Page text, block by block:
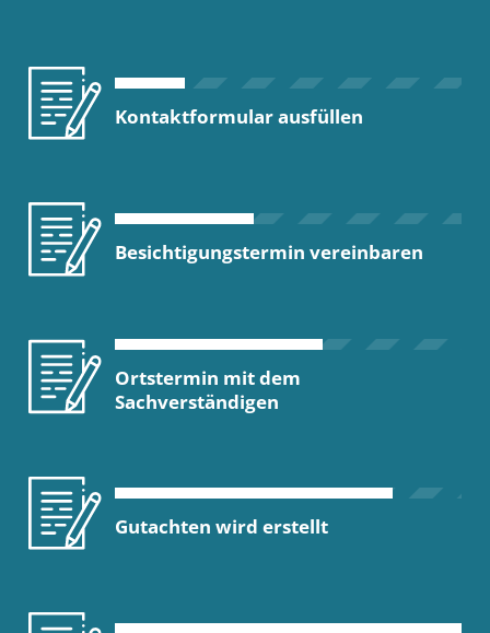
Kontaktformular ausfüllen
Besichtigungstermin vereinbaren
Ortstermin mit dem
Sachverständigen
Gutachten wird erstellt